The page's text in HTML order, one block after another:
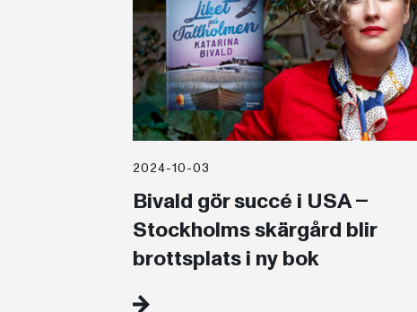
2024-10-03
Bivald gör succé i USA –
Stockholms skärgård blir
brottsplats i ny bok